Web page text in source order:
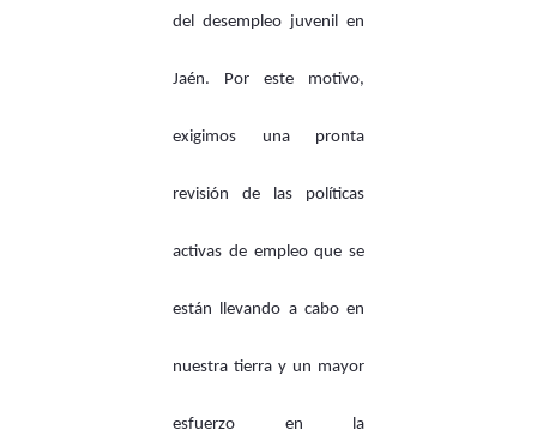
del desempleo juvenil en
Jaén. Por este motivo,
exigimos una pronta
revisión de las políticas
activas de empleo que se
están llevando a cabo en
nuestra tierra y un mayor
esfuerzo en la